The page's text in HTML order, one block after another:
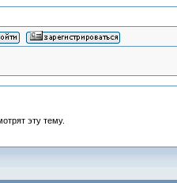
эту тему.